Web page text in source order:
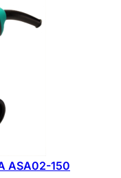
ASA02-150